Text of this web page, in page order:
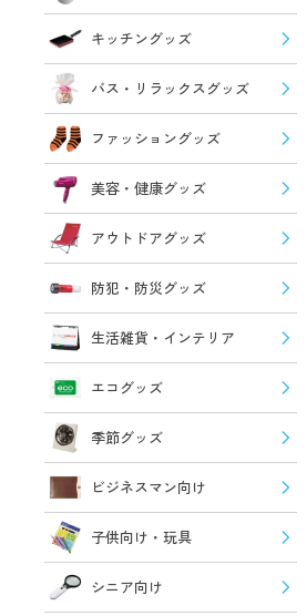
キッチングッズ
バス・リラックスグッズ
ファッショングッズ
美容・健康グッズ
アウトドアグッズ
防犯・防災グッズ
生活雑貨・インテリア
エコグッズ
季節グッズ
ビジネスマン向け
子供向け・玩具
シニア向け